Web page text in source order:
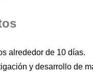
alrededor de 10 días.
y desarrollo de